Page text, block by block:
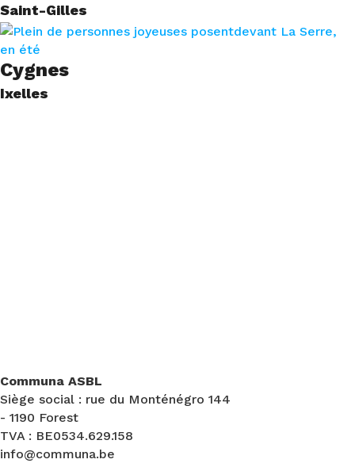
Saint-Gilles
Cygnes
Ixelles
Communa ASBL
Siège social : rue du Monténégro 144
- 1190 Forest
TVA : BE0534.629.158
info@communa.be